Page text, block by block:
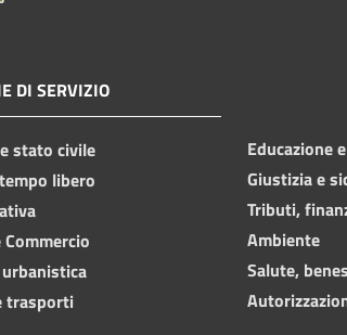
DI SERVIZIO
stato civile
libero
trasporti
Educazione
Giustizia e
Tributi,
Ambiente
Salute,